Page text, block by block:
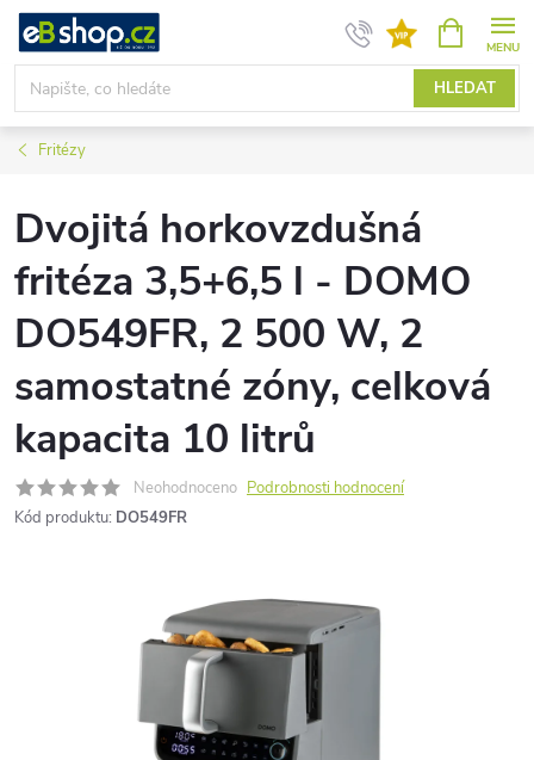
Přejít
obsah
HLEDAT
NÁKUPNÍ
KOŠÍK
Fritézy
Dvojitá horkovzdušná
fritéza 3,5+6,5 l - DOMO
DO549FR, 2 500 W, 2
samostatné zóny, celková
kapacita 10 litrů
Neohodnoceno Podrobnosti hodnocení
Kód produktu: DO549FR